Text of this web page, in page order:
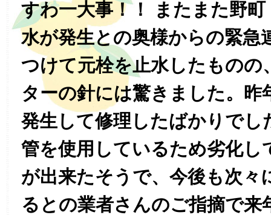
すわ一大事！！ またまた野
水が発生との奥様からの緊急
つけて元栓を止水したものの
ターの針には驚きました。昨
発生して修理したばかりでし
管を使用しているため劣化し
が出来たそうで、今後も次々
るとの業者さんのご指摘で来